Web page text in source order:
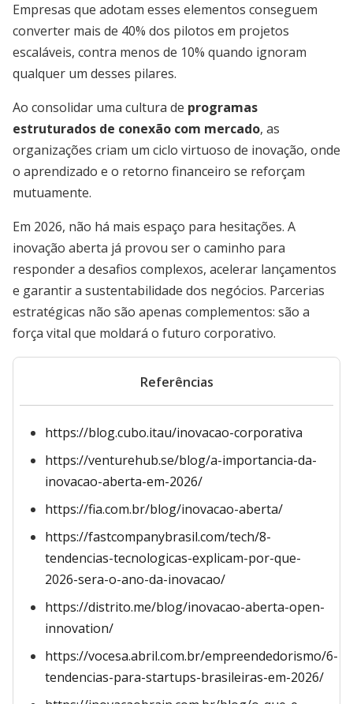
Empresas que adotam esses elementos conseguem
converter mais de 40% dos pilotos em projetos
escaláveis, contra menos de 10% quando ignoram
qualquer um desses pilares.
Ao consolidar uma cultura de programas
estruturados de conexão com mercado, as
organizações criam um ciclo virtuoso de inovação, onde
o aprendizado e o retorno financeiro se reforçam
mutuamente.
Em 2026, não há mais espaço para hesitações. A
inovação aberta já provou ser o caminho para
responder a desafios complexos, acelerar lançamentos
e garantir a sustentabilidade dos negócios. Parcerias
estratégicas não são apenas complementos: são a
força vital que moldará o futuro corporativo.
Referências
https://blog.cubo.itau/inovacao-corporativa
https://venturehub.se/blog/a-importancia-da-
inovacao-aberta-em-2026/
https://fia.com.br/blog/inovacao-aberta/
https://fastcompanybrasil.com/tech/8-
tendencias-tecnologicas-explicam-por-que-
2026-sera-o-ano-da-inovacao/
https://distrito.me/blog/inovacao-aberta-open-
innovation/
https://vocesa.abril.com.br/empreendedorismo/6-
tendencias-para-startups-brasileiras-em-2026/